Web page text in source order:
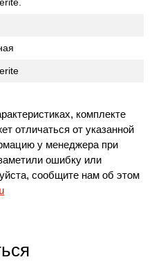
комплекте
отличаться от указанной
у менеджера при
ошибку или
сообщите нам об этом